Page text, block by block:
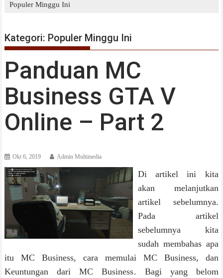
Populer Minggu Ini
Kategori: Populer Minggu Ini
Panduan MC
Business GTA V
Online – Part 2
Okt 6, 2019 Admin Multimedia
Di artikel ini kita
akan melanjutkan
artikel sebelumnya.
Pada artikel
sebelumnya kita
sudah membahas apa
itu MC Business, cara memulai MC Business, dan
Keuntungan dari MC Business. Bagi yang belom